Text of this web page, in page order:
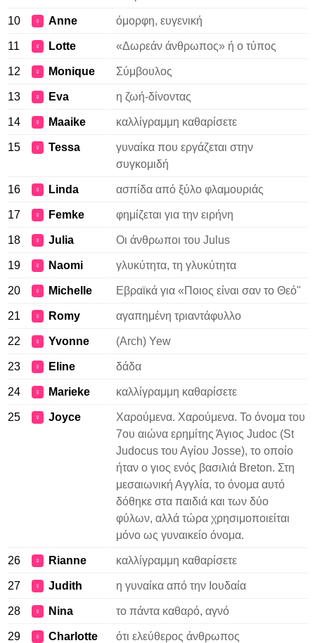
10 ♀ Anne όμορφη, ευγενική
11 ♀ Lotte «Δωρεάν άνθρωπος» ή ο τύπος
12 ♀ Monique Σύμβουλος
13 ♀ Eva η ζωή-δίνοντας
14 ♀ Maaike καλλίγραμμη καθαρίσετε
15 ♀ Tessa
γυναίκα που εργάζεται στην
συγκομιδή
16 ♀ Linda ασπίδα από ξύλο φλαμουριάς
17 ♀ Femke φημίζεται για την ειρήνη
18 ♀ Julia Οι άνθρωποι του Julus
19 ♀ Naomi γλυκύτητα, τη γλυκύτητα
20 ♀ Michelle Εβραϊκά για «Ποιος είναι σαν το Θεό"
21 ♀ Romy αγαπημένη τριαντάφυλλο
22 ♀ Yvonne (Arch) Yew
23 ♀ Eline δάδα
24 ♀ Marieke καλλίγραμμη καθαρίσετε
25 ♀ Joyce
Χαρούμενα. Χαρούμενα. Το όνομα του
7ου αιώνα ερημίτης Άγιος Judoc (St
Judocus του Αγίου Josse), το οποίο
ήταν ο γιος ενός βασιλιά Breton. Στη
μεσαιωνική Αγγλία, το όνομα αυτό
δόθηκε στα παιδιά και των δύο
φύλων, αλλά τώρα χρησιμοποιείται
μόνο ως γυναικείο όνομα.
26 ♀ Rianne καλλίγραμμη καθαρίσετε
27 ♀ Judith η γυναίκα από την Ιουδαία
28 ♀ Nina το πάντα καθαρό, αγνό
29 ♀ Charlotte ότι ελεύθερος άνθρωπος